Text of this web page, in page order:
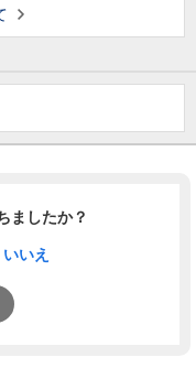
ましたか？
いいえ